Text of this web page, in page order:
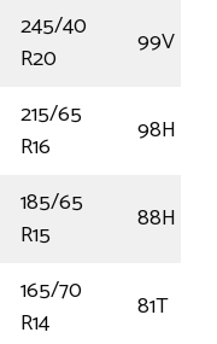
245/40
R20
99V
215/65
R16
98H
185/65
R15
88H
165/70
R14
81T